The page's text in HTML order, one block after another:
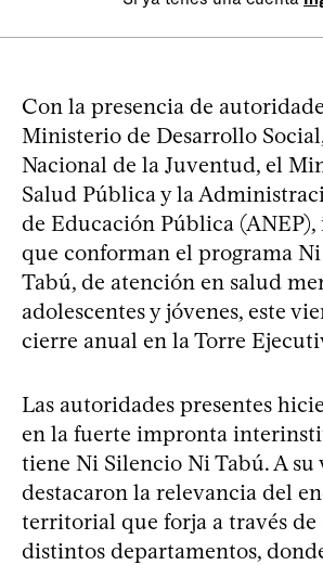
Con la presencia de
Ministerio de Desarrollo
Nacional de la Juventud, el
Salud Pública y la
de Educación Pública
que conforman el programa
Tabú, de atención en salud
adolescentes y jóvenes, este
cierre anual en la Torre
Las autoridades presentes
en la fuerte impronta
tiene Ni Silencio Ni Tabú. A su
destacaron la relevancia del
territorial que forja a través de
distintos departamentos,